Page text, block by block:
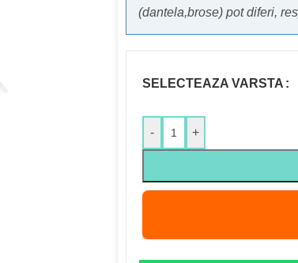
(dantela,brose) pot diferi,
SELECTEAZA VARSTA
- +